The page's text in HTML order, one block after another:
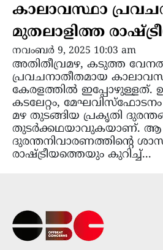
കാലാവസ്ഥാ
മുതലാളിത്ത
നവംബർ 9, 2025 10:03 am
അതിതീവ്രമഴ, കടുത്ത
പ്രവചനാതീതമായ
കേരളത്തിൽ ഇപ്പോഴുള്ളത്.
കടലേറ്റം,
മഴ തുടങ്ങിയ പ്രകൃതി
തുടർക്കഥയാവുകയാണ്. ആ
ദുരന്തനിവാരണത്തിന്‍റെ
രാഷ്ട്രീയത്തെയും കുറിച്ച്...